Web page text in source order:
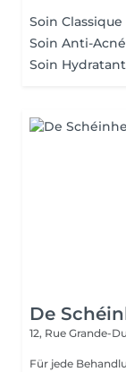
Soin Classique
Soin Anti-Acné
Soin Hydratant
De
12, Rue Grande-
Für jede